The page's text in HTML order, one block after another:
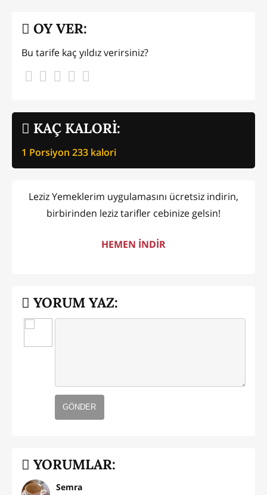
KAÇ KALORİ:
1 Porsiyon 233 kalori
OY VER:
Bu tarife kaç yıldız verirsiniz?
Leziz Yemeklerim uygulamasını ücretsiz indirin,
birbirinden leziz tarifler cebinize gelsin!
HEMEN İNDİR
YORUM YAZ:
GÖNDER
YORUMLAR:
Semra